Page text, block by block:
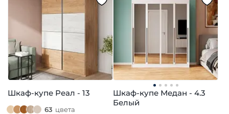
Шкаф-купе Реал - 13
63 цвета
Шкаф-купе Медан - 4.3
Белый